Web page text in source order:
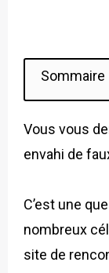
Sommaire
Vous vous
envahi de
C’est une
nombreux
site de